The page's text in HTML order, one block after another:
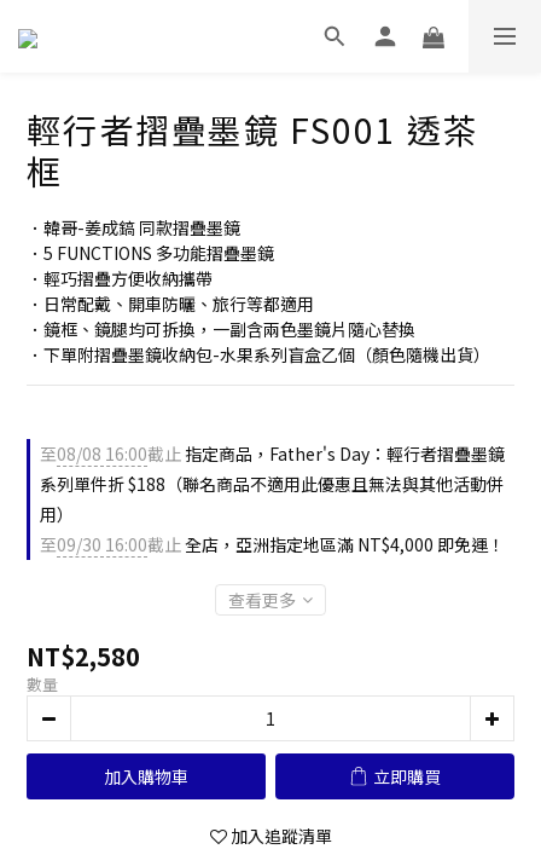
輕行者摺疊墨鏡 FS001 透茶
框
．韓哥-姜成鎬 同款摺疊墨鏡
．5 FUNCTIONS 多功能摺疊墨鏡
．輕巧摺疊方便收納攜帶
．日常配戴、開車防曬、旅行等都適用
．鏡框、鏡腿均可拆換，一副含兩色墨鏡片隨心替換
．下單附摺疊墨鏡收納包-水果系列盲盒乙個（顏色隨機出貨）
至08/08 16:00截止 指定商品，Father's Day：輕行者摺疊墨鏡
系列單件折 $188（聯名商品不適用此優惠且無法與其他活動併
用）
至09/30 16:00截止全店，亞洲指定地區滿 NT$4,000 即免運！
查看更多
NT$2,580
數量
加入購物車 立即購買
加入追蹤清單